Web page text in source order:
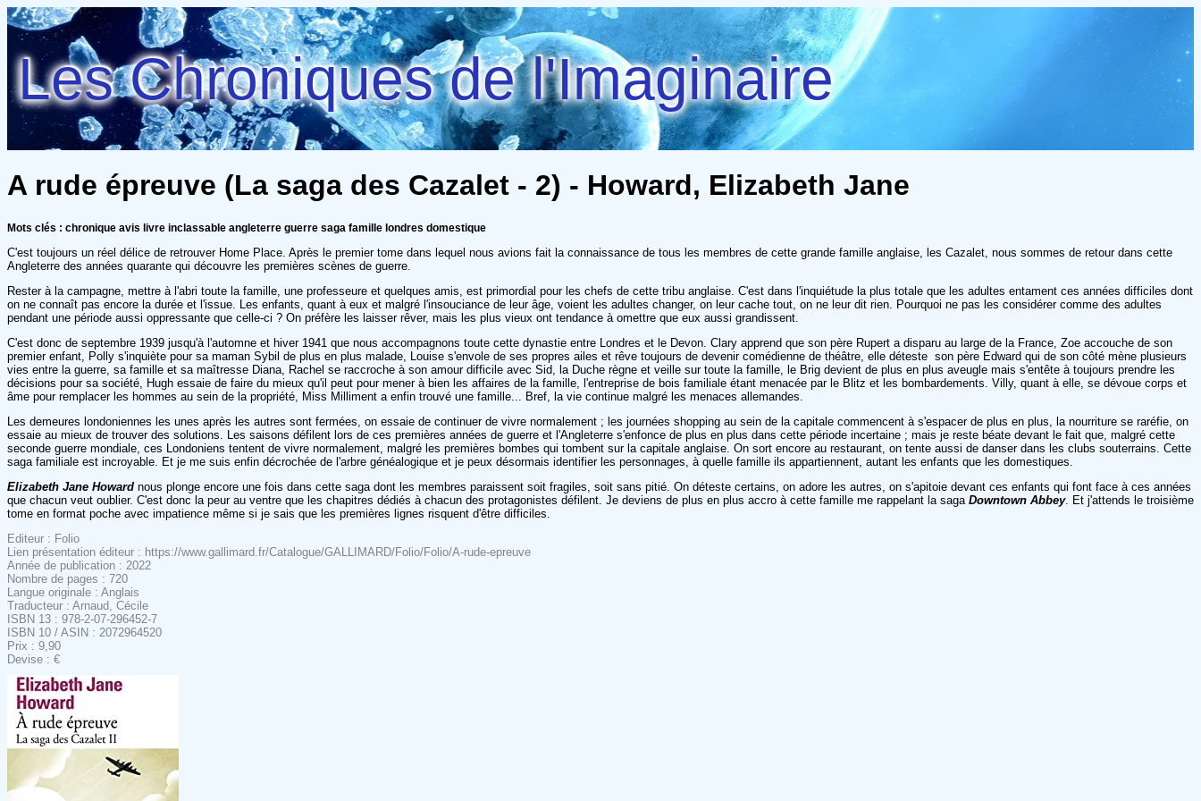
Les Chroniques de l'Imaginaire
A rude épreuve (La saga des Cazalet - 2) - Howard, Elizabeth Jane
Mots clés : chronique avis livre inclassable angleterre guerre saga famille londres domestique
C'est toujours un réel délice de retrouver Home Place. Après le premier tome dans lequel nous avions fait la connaissance de tous les membres de cette grande famille anglaise, les Cazalet, nous sommes de retour dans cette
Angleterre des années quarante qui découvre les premières scènes de guerre.
Rester à la campagne, mettre à l'abri toute la famille, une professeure et quelques amis, est primordial pour les chefs de cette tribu anglaise. C'est dans l'inquiétude la plus totale que les adultes entament ces années difficiles dont
on ne connaît pas encore la durée et l'issue. Les enfants, quant à eux et malgré l'insouciance de leur âge, voient les adultes changer, on leur cache tout, on ne leur dit rien. Pourquoi ne pas les considérer comme des adultes
pendant une période aussi oppressante que celle-ci ? On préfère les laisser rêver, mais les plus vieux ont tendance à omettre que eux aussi grandissent.
C'est donc de septembre 1939 jusqu'à l'automne et hiver 1941 que nous accompagnons toute cette dynastie entre Londres et le Devon. Clary apprend que son père Rupert a disparu au large de la France, Zoe accouche de son
premier enfant, Polly s'inquiète pour sa maman Sybil de plus en plus malade, Louise s'envole de ses propres ailes et rêve toujours de devenir comédienne de théâtre, elle déteste son père Edward qui de son côté mène plusieurs
vies entre la guerre, sa famille et sa maîtresse Diana, Rachel se raccroche à son amour difficile avec Sid, la Duche règne et veille sur toute la famille, le Brig devient de plus en plus aveugle mais s'entête à toujours prendre les
décisions pour sa société, Hugh essaie de faire du mieux qu'il peut pour mener à bien les affaires de la famille, l'entreprise de bois familiale étant menacée par le Blitz et les bombardements. Villy, quant à elle, se dévoue corps et
âme pour remplacer les hommes au sein de la propriété, Miss Milliment a enfin trouvé une famille... Bref, la vie continue malgré les menaces allemandes.
Les demeures londoniennes les unes après les autres sont fermées, on essaie de continuer de vivre normalement ; les journées shopping au sein de la capitale commencent à s'espacer de plus en plus, la nourriture se raréfie, on
essaie au mieux de trouver des solutions. Les saisons défilent lors de ces premières années de guerre et l'Angleterre s'enfonce de plus en plus dans cette période incertaine ; mais je reste béate devant le fait que, malgré cette
seconde guerre mondiale, ces Londoniens tentent de vivre normalement, malgré les premières bombes qui tombent sur la capitale anglaise. On sort encore au restaurant, on tente aussi de danser dans les clubs souterrains. Cette
saga familiale est incroyable. Et je me suis enfin décrochée de l'arbre généalogique et je peux désormais identifier les personnages, à quelle famille ils appartiennent, autant les enfants que les domestiques.
Elizabeth Jane Howard nous plonge encore une fois dans cette saga dont les membres paraissent soit fragiles, soit sans pitié. On déteste certains, on adore les autres, on s'apitoie devant ces enfants qui font face à ces années
que chacun veut oublier. C'est donc la peur au ventre que les chapitres dédiés à chacun des protagonistes défilent. Je deviens de plus en plus accro à cette famille me rappelant la saga Downtown Abbey. Et j'attends le troisième
tome en format poche avec impatience même si je sais que les premières lignes risquent d'être difficiles.
Editeur : Folio
Lien présentation éditeur : https://www.gallimard.fr/Catalogue/GALLIMARD/Folio/Folio/A-rude-epreuve
Année de publication : 2022
Nombre de pages : 720
Langue originale : Anglais
Traducteur : Arnaud, Cécile
ISBN 13 : 978-2-07-296452-7
ISBN 10 / ASIN : 2072964520
Prix : 9,90
Devise : €